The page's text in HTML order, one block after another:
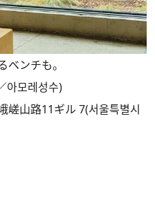
ンチも。
아모레성수)
山路11ギル 7(서울특별시